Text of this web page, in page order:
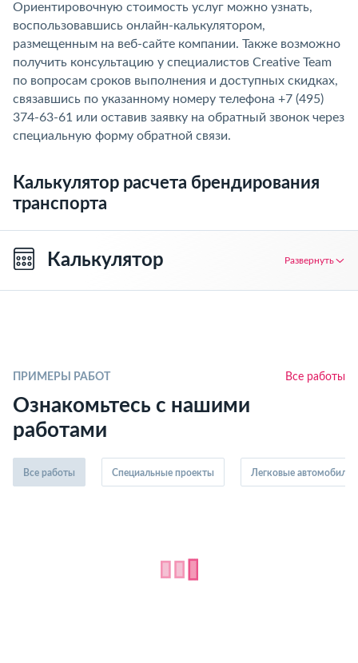
Ориентировочную стоимость услуг можно узнать,
воспользовавшись онлайн-калькулятором,
размещенным на веб-сайте компании. Также возможно
получить консультацию у специалистов Creative Team
по вопросам сроков выполнения и доступных скидках,
связавшись по указанному номеру телефона +7 (495)
374-63-61 или оставив заявку на обратный звонок через
специальную форму обратной связи.
Калькулятор расчета брендирования
транспорта
Калькулятор Развернуть
ПРИМЕРЫ РАБОТ Все работы
Ознакомьтесь с нашими
работами
Все работы Специальные проекты Легковые автомобили